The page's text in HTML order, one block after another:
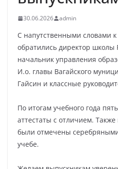
30.06.2026 admin
С напутственными словами
обратились директор школы
начальник управления
И.о. главы Вагайского
Гайсин и классные
По итогам учебного года
аттестаты с отличием.
были отмечены
учебе.